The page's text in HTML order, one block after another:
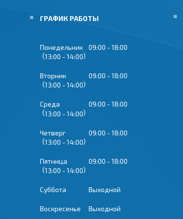
ГРАФИК РАБОТЫ
Понедельник 09:00
18:00
13:00
14:00
Вторник 09:00
18:00
13:00
14:00
Среда 09:00
18:00
13:00
14:00
Четверг 09:00
18:00
13:00
14:00
Пятница 09:00
18:00
13:00
14:00
Суббота Выходной
Воскресенье Выходной